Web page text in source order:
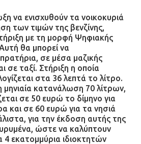
να ενισχυθούν τα νοικοκυριά
των τιμών της βενζίνης,
με τη μορφή Ψηφιακής
θα μπορεί να
σε μέσα μαζικής
σε ταξί. Στήριξη η οποία
στα 36 λεπτά το λίτρο.
μηνιαία κατανάλωση 70 λίτρων,
σε 50 ευρώ το δίμηνο για
και σε 60 ευρώ για τα νησιά
για την έκδοση αυτής της
ώστε να καλύπτουν
4 εκατομμύρια ιδιοκτητών